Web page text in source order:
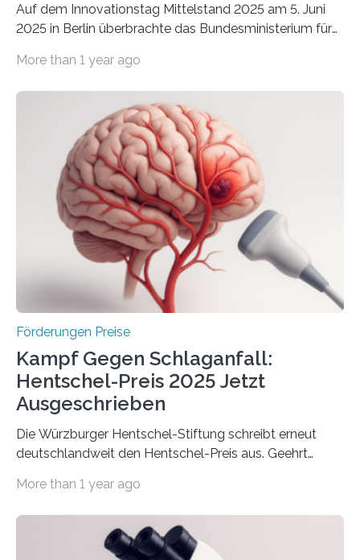
Auf dem Innovationstag Mittelstand 2025 am 5. Juni
2025 in Berlin überbrachte das Bundesministerium für
Überplanmäßige Verpflichtungsermächtigungen in
Woche vom Haushaltsausschuss freigegeben – unter
anderem zur Unterstützung der
Industrieforschungsprogramme Industrielle
Gemeinschaftsforschung (IGF), Zentrales
Innovationsprogramm Mittelstand (ZIM) und
Innovationskompetenz INNO-KOM. Auf dem
Innovationstag Mittelstand 2025 am 5. Juni 2025 in
Berlin überbrachte das Bundesministerium für
Wirtschaft und Energie eine gute Nachricht:
Überplanmäßige Verpflichtungsermächtigungen in
More than 1 year ago
Förderungen Preise
Kampf Gegen Schlaganfall:
Hentschel-Preis 2025 Jetzt
Ausgeschrieben
Die Würzburger Hentschel-Stiftung schreibt erneut
deutschlandweit den Hentschel-Preis aus. Geehrt
hochrangige wissenschaftliche Publikation zum Thema
Schlaganfall“ mit Sitz in Würzburg fördert die
Schlaganfallforschung, um die Behandlung der
More than 1 year ago